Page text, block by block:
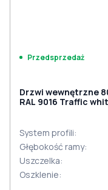
Przedsprzedaż
Drzwi wewnętrzne
RAL 9016 Traffic
System profili:
Głębokość ramy:
Uszczelka:
Oszklenie: